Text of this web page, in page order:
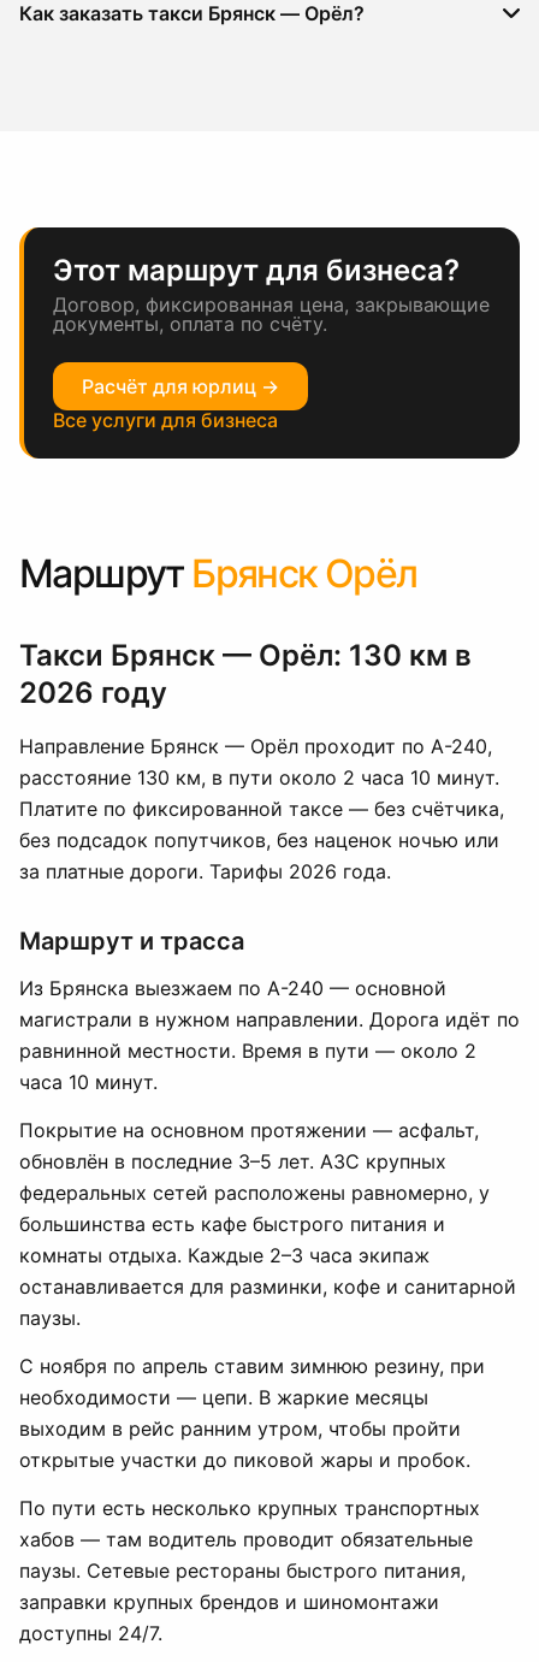
Как заказать такси Брянск — Орёл?
Этот маршрут для бизнеса?
Договор, фиксированная цена, закрывающие
документы, оплата по счёту.
Расчёт для юрлиц →
Все услуги для бизнеса
Маршрут Брянск Орёл
Такси Брянск — Орёл: 130 км в
2026 году
Направление Брянск — Орёл проходит по А-240,
расстояние 130 км, в пути около 2 часа 10 минут.
Платите по фиксированной таксе — без счётчика,
без подсадок попутчиков, без наценок ночью или
за платные дороги. Тарифы 2026 года.
Маршрут и трасса
Из Брянска выезжаем по А-240 — основной
магистрали в нужном направлении. Дорога идёт по
равнинной местности. Время в пути — около 2
часа 10 минут.
Покрытие на основном протяжении — асфальт,
обновлён в последние 3–5 лет. АЗС крупных
федеральных сетей расположены равномерно, у
большинства есть кафе быстрого питания и
комнаты отдыха. Каждые 2–3 часа экипаж
останавливается для разминки, кофе и санитарной
паузы.
С ноября по апрель ставим зимнюю резину, при
необходимости — цепи. В жаркие месяцы
выходим в рейс ранним утром, чтобы пройти
открытые участки до пиковой жары и пробок.
По пути есть несколько крупных транспортных
хабов — там водитель проводит обязательные
паузы. Сетевые рестораны быстрого питания,
заправки крупных брендов и шиномонтажи
доступны 24/7.